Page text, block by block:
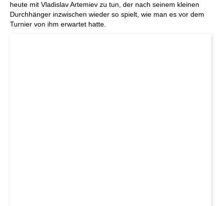
heute mit Vladislav Artemiev zu tun, der nach seinem kleinen
Durchhänger inzwischen wieder so spielt, wie man es vor dem
Turnier von ihm erwartet hatte.